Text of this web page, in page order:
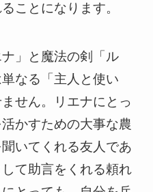
ことになります。
」と魔法の剣「ル
なる「主人と使い
せん。リエナにとっ
かすための大事な農
いてくれる友人であ
て助言をくれる頼れ